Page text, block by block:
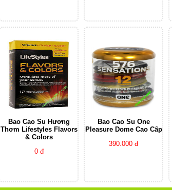
Bao Cao Su Hương
Thơm Lifestyles Flavors
& Colors
0 đ
Bao Cao Su One
Pleasure Dome Cao Cấp
390.000 đ